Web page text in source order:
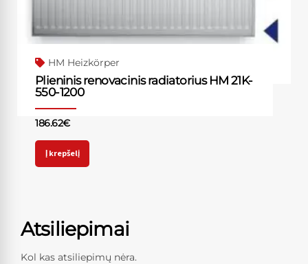
HM Heizkörper
Plieninis renovacinis radiatorius HM 21K-
550-1200
186.62€
Į krepšelį
Atsiliepimai
Kol kas atsiliepimų nėra.